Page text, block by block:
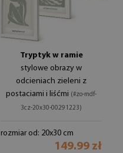
Tryptyk w ramie
stylowe obrazy w
odcieniach zieleni z
postaciami i liśćmi (#zo-mdf-
3cz-20x30-00291223)
rozmiar od: 20x30 cm
149.99 zł